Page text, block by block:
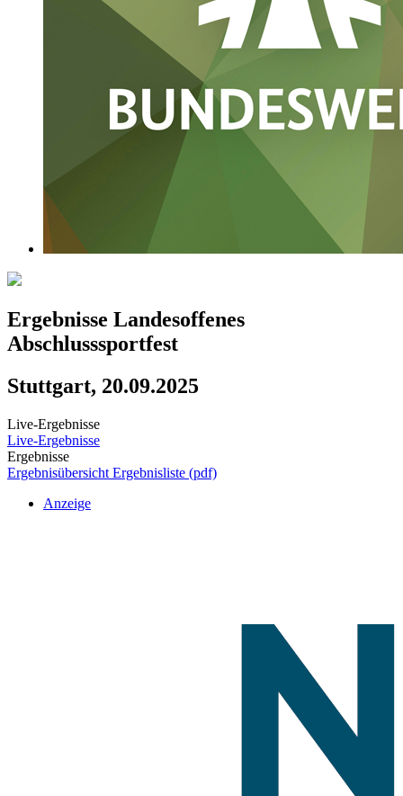
Ergebnisse Landesoffenes
Abschlusssportfest
Stuttgart, 20.09.2025
Live-Ergebnisse
Live-Ergebnisse
Ergebnisse
Ergebnisübersicht Ergebnisliste (pdf)
Anzeige